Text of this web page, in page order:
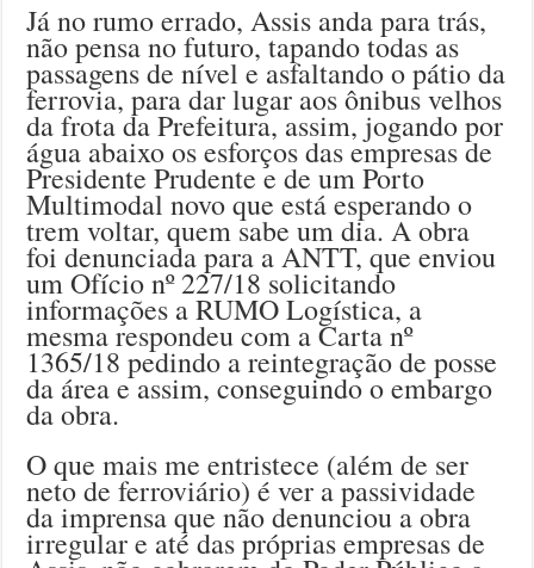
Já no rumo errado, Assis anda para trás,
não pensa no futuro, tapando todas as
passagens de nível e asfaltando o pátio da
ferrovia, para dar lugar aos ônibus velhos
da frota da Prefeitura, assim, jogando por
água abaixo os esforços das empresas de
Presidente Prudente e de um Porto
Multimodal novo que está esperando o
trem voltar, quem sabe um dia. A obra
foi denunciada para a ANTT, que enviou
um Ofício nº 227/18 solicitando
informações a RUMO Logística, a
mesma respondeu com a Carta nº
1365/18 pedindo a reintegração de posse
da área e assim, conseguindo o embargo
da obra.
O que mais me entristece (além de ser
neto de ferroviário) é ver a passividade
da imprensa que não denunciou a obra
irregular e até das próprias empresas de